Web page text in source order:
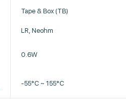
Tape & Box (TB)
LR, Neohm
0.6W
-55°C ~ 155°C